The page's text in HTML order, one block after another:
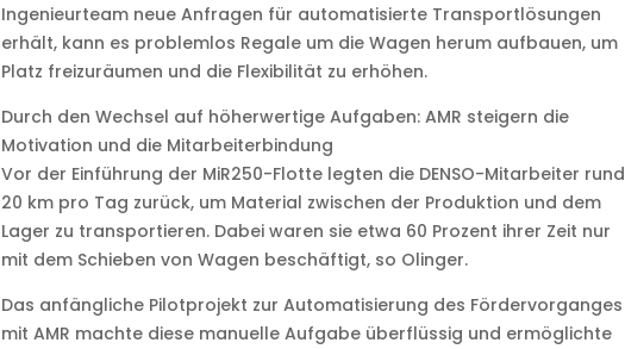
Ingenieurteam neue Anfragen für automatisierte Transportlösungen
erhält, kann es problemlos Regale um die Wagen herum aufbauen, um
Platz freizuräumen und die Flexibilität zu erhöhen.
Durch den Wechsel auf höherwertige Aufgaben: AMR steigern die
Motivation und die Mitarbeiterbindung
Vor der Einführung der MiR250-Flotte legten die DENSO-Mitarbeiter rund
20 km pro Tag zurück, um Material zwischen der Produktion und dem
Lager zu transportieren. Dabei waren sie etwa 60 Prozent ihrer Zeit nur
mit dem Schieben von Wagen beschäftigt, so Olinger.
Das anfängliche Pilotprojekt zur Automatisierung des Fördervorganges
mit AMR machte diese manuelle Aufgabe überflüssig und ermöglichte